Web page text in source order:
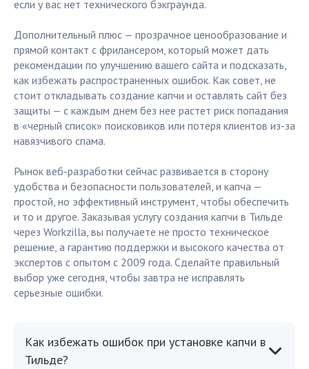
если у вас нет технического бэкграунда.
Дополнительный плюс — прозрачное ценообразование и
прямой контакт с фрилансером, который может дать
рекомендации по улучшению вашего сайта и подсказать,
как избежать распространенных ошибок. Как совет, не
стоит откладывать создание капчи и оставлять сайт без
защиты — с каждым днем без нее растет риск попадания
в «черный список» поисковиков или потеря клиентов из-за
навязчивого спама.
Рынок веб-разработки сейчас развивается в сторону
удобства и безопасности пользователей, и капча —
простой, но эффективный инструмент, чтобы обеспечить
и то и другое. Заказывая услугу создания капчи в Тильде
через Workzilla, вы получаете не просто техническое
решение, а гарантию поддержки и высокого качества от
экспертов с опытом с 2009 года. Сделайте правильный
выбор уже сегодня, чтобы завтра не исправлять
серьезные ошибки.
Как избежать ошибок при установке капчи в
Тильде?